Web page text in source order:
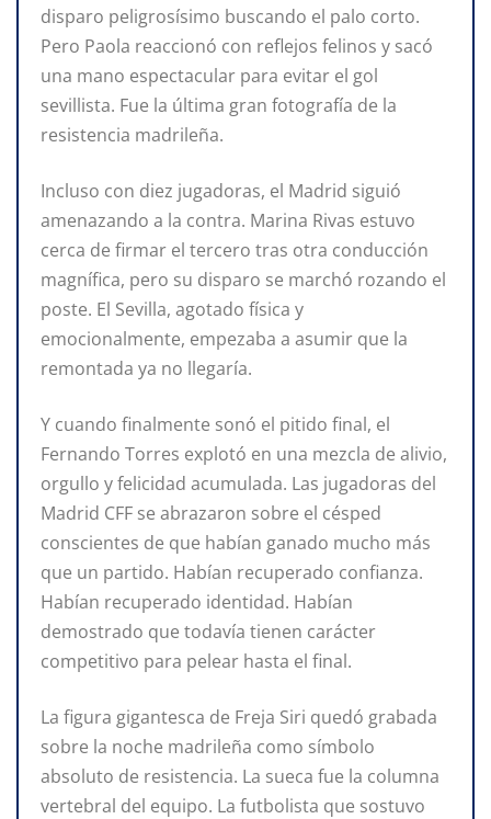
disparo peligrosísimo buscando el palo corto.
Pero Paola reaccionó con reflejos felinos y sacó
una mano espectacular para evitar el gol
sevillista. Fue la última gran fotografía de la
resistencia madrileña.
Incluso con diez jugadoras, el Madrid siguió
amenazando a la contra. Marina Rivas estuvo
cerca de firmar el tercero tras otra conducción
magnífica, pero su disparo se marchó rozando el
poste. El Sevilla, agotado física y
emocionalmente, empezaba a asumir que la
remontada ya no llegaría.
Y cuando finalmente sonó el pitido final, el
Fernando Torres explotó en una mezcla de alivio,
orgullo y felicidad acumulada. Las jugadoras del
Madrid CFF se abrazaron sobre el césped
conscientes de que habían ganado mucho más
que un partido. Habían recuperado confianza.
Habían recuperado identidad. Habían
demostrado que todavía tienen carácter
competitivo para pelear hasta el final.
La figura gigantesca de Freja Siri quedó grabada
sobre la noche madrileña como símbolo
absoluto de resistencia. La sueca fue la columna
vertebral del equipo. La futbolista que sostuvo